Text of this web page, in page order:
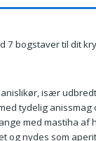
7 bogstaver til dit
anislikør, især
tydelig anissmag
med mastiha af
og nydes som